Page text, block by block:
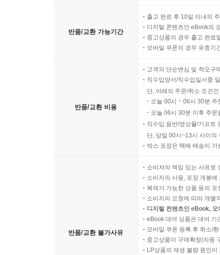
반품/교환 가능기간
출고 완료 후 10일 이내의
디지털 콘텐츠인 eBook의
중고상품의 경우 출고 완료
모바일 쿠폰의 경우 유효기
반품/교환 비용
고객의 단순변심 및 착오구
직수입양서/직수입일서중
단, 아래의 주문/취소 조건
오늘 00시 ~ 06시 30분
오늘 06시 30분 이후 주
직수입 음반/영상물/기프트
단, 당일 00시~13시 사이의
박스 포장은 택배 배송이
반품/교환 불가사유
소비자의 책임 있는 사유로
소비자의 사용, 포장 개봉
복제가 가능한 상품 등의
소비자의 요청에 따라 개별
디지털 컨텐츠인 eBook,
eBook 대여 상품은 대여 기
모바일 쿠폰 등록 후 취소/
중고상품이 구매확정(자동
LP상품의 재생 불량 원인